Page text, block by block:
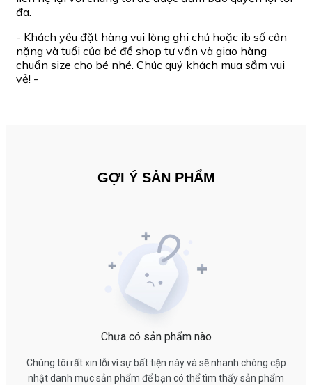
đa.
- Khách yêu đặt hàng vui lòng ghi chú hoặc ib số cân
nặng và tuổi của bé để shop tư vấn và giao hàng
chuẩn size cho bé nhé. Chúc quý khách mua sắm vui
vẻ! -
GỢI Ý SẢN PHẨM
Chưa có sản phẩm nào
Chúng tôi rất xin lỗi vì sự bất tiện này và sẽ nhanh chóng cập
nhật danh mục sản phẩm để bạn có thể tìm thấy sản phẩm